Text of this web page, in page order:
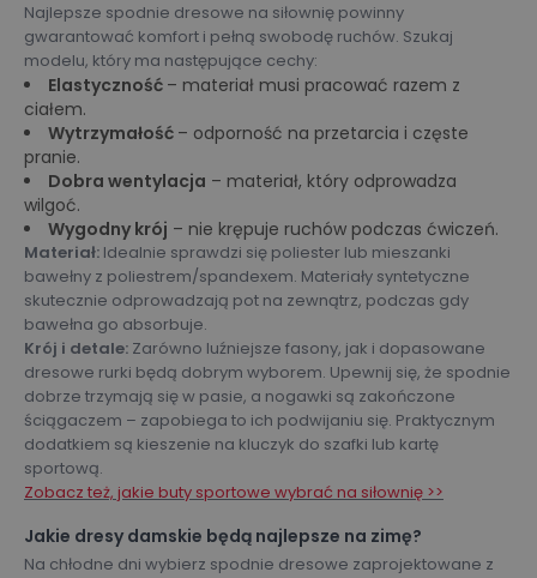
Najlepsze spodnie dresowe na siłownię powinny
gwarantować komfort i pełną swobodę ruchów. Szukaj
modelu, który ma następujące cechy:
Elastyczność – materiał musi pracować razem z
ciałem.
Wytrzymałość – odporność na przetarcia i częste
pranie.
Dobra wentylacja – materiał, który odprowadza
wilgoć.
Wygodny krój – nie krępuje ruchów podczas ćwiczeń.
Materiał: Idealnie sprawdzi się poliester lub mieszanki
bawełny z poliestrem/spandexem. Materiały syntetyczne
skutecznie odprowadzają pot na zewnątrz, podczas gdy
bawełna go absorbuje.
Krój i detale: Zarówno luźniejsze fasony, jak i dopasowane
dresowe rurki będą dobrym wyborem. Upewnij się, że spodnie
dobrze trzymają się w pasie, a nogawki są zakończone
ściągaczem – zapobiega to ich podwijaniu się. Praktycznym
dodatkiem są kieszenie na kluczyk do szafki lub kartę
sportową.
Zobacz też, jakie buty sportowe wybrać na siłownię >>
Jakie dresy damskie będą najlepsze na zimę?
Na chłodne dni wybierz spodnie dresowe zaprojektowane z